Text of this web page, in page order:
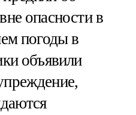
опасности в
погоды в
объявили